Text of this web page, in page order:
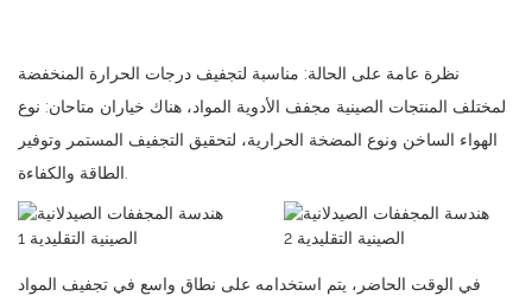
نظرة عامة على الحالة: مناسبة لتجفيف درجات الحرارة المنخفضة
لمختلف المنتجات الصينية مجفف الأدوية المواد، هناك خياران متاحان: نوع
الهواء الساخن ونوع المضخة الحرارية، لتحقيق التجفيف المستمر وتوفير
الطاقة والكفاءة.
في الوقت الحاضر، يتم استخدامه على نطاق واسع في تجفيف المواد